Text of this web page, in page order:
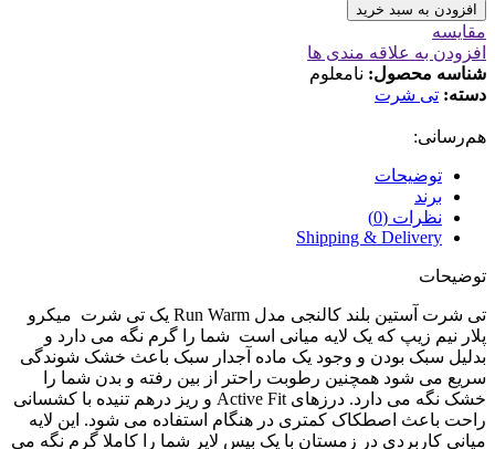
افزودن به سبد خرید
مقایسه
افزودن به علاقه مندی ها
شناسه محصول: نامعلوم
دسته: تی شرت
هم‌رسانی:
توضیحات
برند
نظرات (0)
Shipping & Delivery
توضیحات
تی شرت آستین بلند کالنجی مدل Run Warm یک تی شرت میکرو
پلار نیم زیپ که یک لایه میانی است شما را گرم نگه می دارد و
بدلیل سبک بودن و وجود یک ماده آجدار سبک باعث خشک شوندگی
سریع می شود همچنین رطوبت راحتر از بین رفته و بدن شما را
خشک نگه می دارد. درزهای Active Fit و ریز درهم تنیده با کشسانی
راحت باعث اصطکاک کمتری در هنگام استفاده می شود. این لایه
میانی کاربردی در زمستان با یک بیس لایر شما را کاملا گرم نگه می